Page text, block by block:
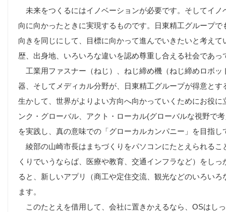
未来をつくるにはイノベーションが必要です。そしてイノ
向に向かったときに実現するものです。日東精工グループ
向きを同じにして、目標に向かって進んでいきたいと考え
歴、出身地、いろいろな違いを認め尊重し合える社会であっ
工業用ファスナー（ねじ）、ねじ締め機（ねじ締めロボッ
器、そしてメディカル分野が、日東精工グループが得意と
生かして、世界がよりよい方向へ向かっていくためにお役
ンク・グローバル、アクト・ローカル(グローバルな視野で
を実践し、真の意味での「グローカルカンパニー」を目指し
綾部の山崎市長はまちづくりをパソコンにたとえられるこ
くりでいうならば、医療や教育、交通インフラなど）をし
ると、新しいアプリ（商工や定住交流、観光などのいろい
ます。
このたとえを借用して、会社に置きかえるなら、OSはし